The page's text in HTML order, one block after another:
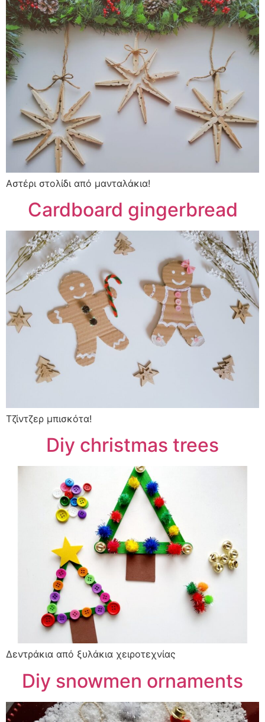
Αστέρι στολίδι από μανταλάκια!
Cardboard gingerbread
Τζίντζερ μπισκότα!
Diy christmas trees
Δεντράκια από ξυλάκια χειροτεχνίας
Diy snowmen ornaments